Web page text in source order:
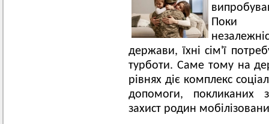
Поки
держави, їхні сім'ї
турботи. Саме тому на
рівнях діє комплекс
допомоги, покликаних
захист родин